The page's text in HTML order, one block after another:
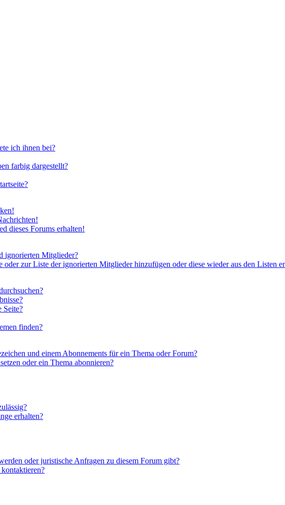
ich ihnen bei?
farbig dargestellt?
dieses Forums erhalten!
ignorierten Mitglieder?
zur Liste der ignorierten Mitglieder hinzufügen oder diese wieder aus den Listen
Seite?
finden?
und einem Abonnements für ein Thema oder Forum?
oder ein Thema abonnieren?
erhalten?
oder juristische Anfragen zu diesem Forum gibt?